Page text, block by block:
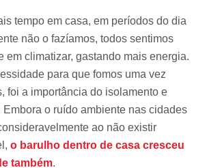
tempo em casa, em períodos do dia
não o fazíamos, todos sentimos
em climatizar, gastando mais energia.
para que fomos uma vez
foi a importância do isolamento e
Embora o ruído ambiente nas cidades
ao não existir
o barulho dentro de casa cresceu
também.